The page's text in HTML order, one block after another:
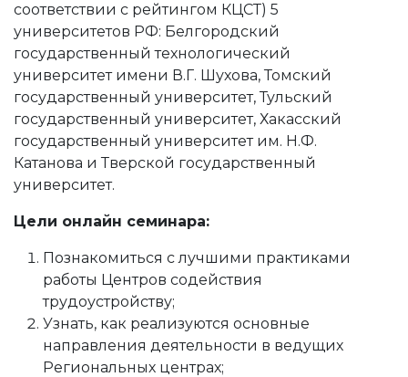
соответствии с рейтингом КЦСТ) 5
университетов РФ: Белгородский
государственный технологический
университет имени В.Г. Шухова, Томский
государственный университет, Тульский
государственный университет, Хакасский
государственный университет им. Н.Ф.
Катанова и Тверской государственный
университет.
Цели онлайн семинара:
Познакомиться с лучшими практиками
работы Центров содействия
трудоустройству;
Узнать, как реализуются основные
направления деятельности в ведущих
Региональных центрах;